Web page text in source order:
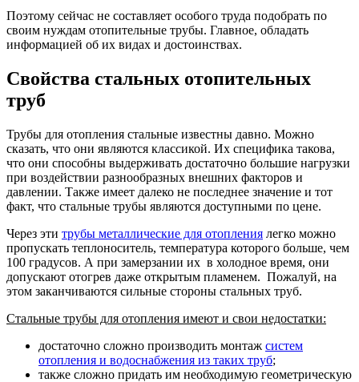
Поэтому сейчас не составляет особого труда подобрать по
своим нуждам отопительные трубы. Главное, обладать
информацией об их видах и достоинствах.
Свойства стальных отопительных
труб
Трубы для отопления стальные известны давно. Можно
сказать, что они являются классикой. Их специфика такова,
что они способны выдерживать достаточно большие нагрузки
при воздействии разнообразных внешних факторов и
давлении. Также имеет далеко не последнее значение и тот
факт, что стальные трубы являются доступными по цене.
Через эти трубы металлические для отопления легко можно
пропускать теплоноситель, температура которого больше, чем
100 градусов. А при замерзании их в холодное время, они
допускают отогрев даже открытым пламенем. Пожалуй, на
этом заканчиваются сильные стороны стальных труб.
Стальные трубы для отопления имеют и свои недостатки:
достаточно сложно производить монтаж систем
отопления и водоснабжения из таких труб;
также сложно придать им необходимую геометрическую